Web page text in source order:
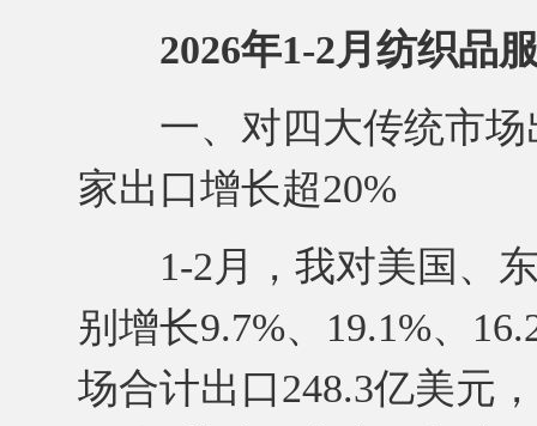
2026年1-2月纺织品
一、对四大传统市场
家出口增长超20%
1-2月，我对美国、东
别增长9.7%、19.1%、
场合计出口248.3亿美元